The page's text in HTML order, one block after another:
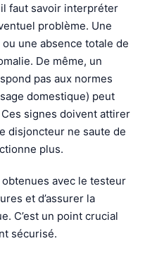
faut savoir interpréter
problème. Une
une absence totale de
De même, un
pas aux normes
domestique) peut
signes doivent attirer
disjoncteur ne saute de
plus.
obtenues avec le testeur
et d’assurer la
C’est un point crucial
sécurisé.